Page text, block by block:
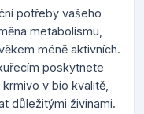
potřeby vašeho
metabolismu,
méně aktivních.
poskytnete
v bio kvalitě,
důležitými živinami.